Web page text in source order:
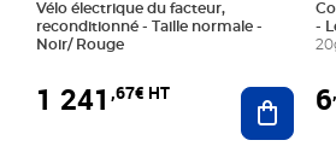
Vélo électrique du facteur,
reconditionné - Taille normale -
Noir/ Rouge
1 241 ,67€ HT Ajouter
-
6